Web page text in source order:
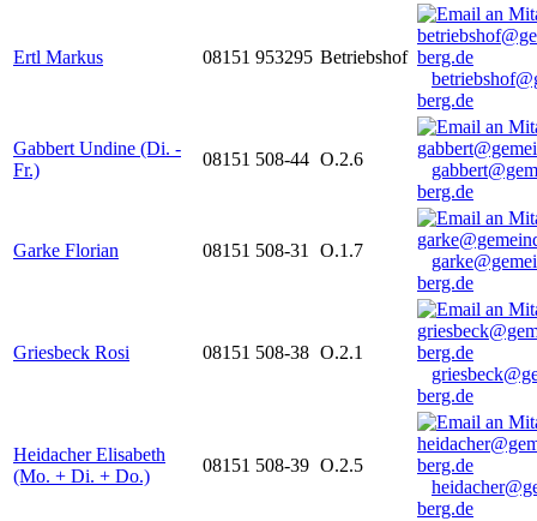
Ertl Markus 08151 953295 Betriebshof
berg.de
Gabbert Undine (Di. -
Fr.)
08151 508-44 O.2.6
berg.de
Garke Florian 08151 508-31 O.1.7
berg.de
Griesbeck Rosi 08151 508-38 O.2.1
berg.de
Heidacher Elisabeth
(Mo. + Di. + Do.)
08151 508-39 O.2.5
berg.de